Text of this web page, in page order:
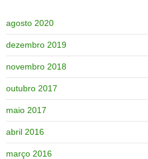
agosto 2020
dezembro 2019
novembro 2018
outubro 2017
maio 2017
abril 2016
março 2016